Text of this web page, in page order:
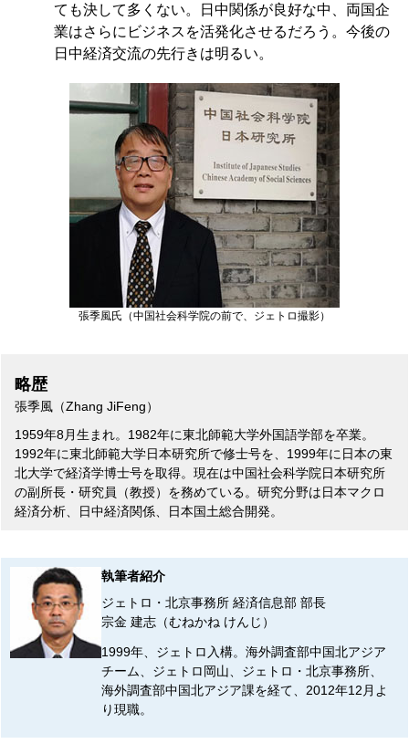
ても決して多くない。日中関係が良好な中、両国企
業はさらにビジネスを活発化させるだろう。今後の
日中経済交流の先行きは明るい。
張季風氏（中国社会科学院の前で、ジェトロ撮影）
略歴
張季風（Zhang JiFeng）
1959年8月生まれ。1982年に東北師範大学外国語学部を卒業。
1992年に東北師範大学日本研究所で修士号を、1999年に日本の東
北大学で経済学博士号を取得。現在は中国社会科学院日本研究所
の副所長・研究員（教授）を務めている。研究分野は日本マクロ
経済分析、日中経済関係、日本国土総合開発。
執筆者紹介
ジェトロ・北京事務所 経済信息部 部長
宗金 建志（むねかね けんじ）
1999年、ジェトロ入構。海外調査部中国北アジア
チーム、ジェトロ岡山、ジェトロ・北京事務所、
海外調査部中国北アジア課を経て、2012年12月よ
り現職。